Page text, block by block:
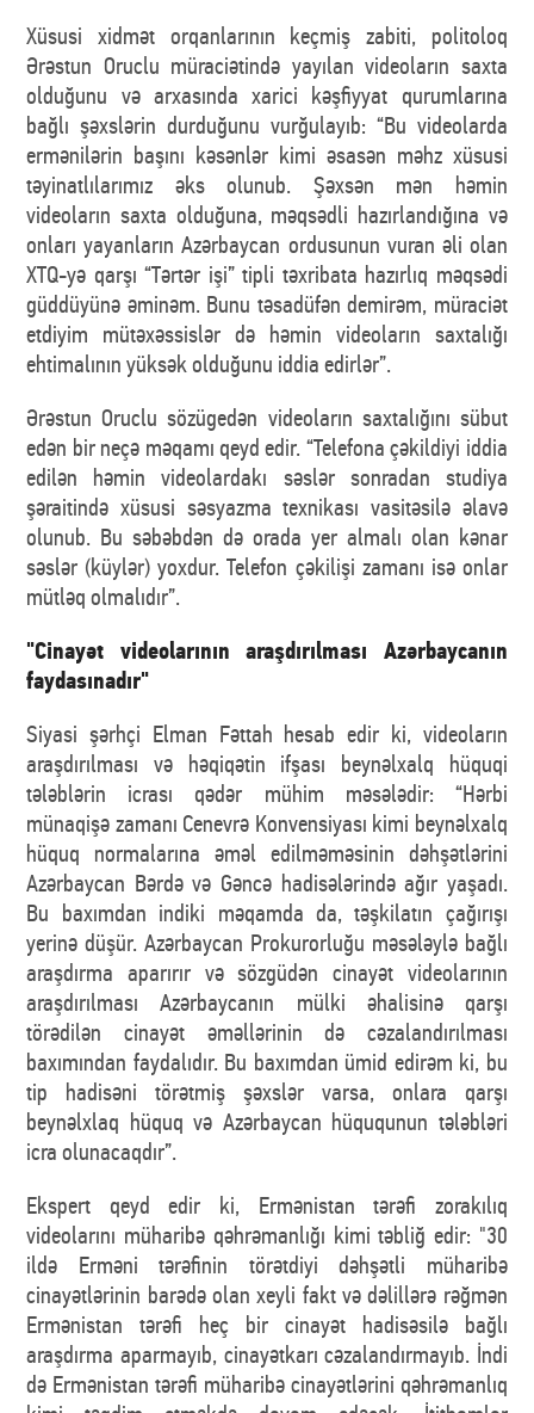
Xüsusi xidmət orqanlarının keçmiş zabiti, politoloq
Ərəstun Oruclu müraciətində yayılan videoların saxta
olduğunu və arxasında xarici kəşfiyyat qurumlarına
bağlı şəxslərin durduğunu vurğulayıb: “Bu videolarda
ermənilərin başını kəsənlər kimi əsasən məhz xüsusi
təyinatlılarımız əks olunub. Şəxsən mən həmin
videoların saxta olduğuna, məqsədli hazırlandığına və
onları yayanların Azərbaycan ordusunun vuran əli olan
XTQ-yə qarşı “Tərtər işi” tipli təxribata hazırlıq məqsədi
güddüyünə əminəm. Bunu təsadüfən demirəm, müraciət
etdiyim mütəxəssislər də həmin videoların saxtalığı
ehtimalının yüksək olduğunu iddia edirlər”.
Ərəstun Oruclu sözügedən videoların saxtalığını sübut
edən bir neçə məqamı qeyd edir. “Telefona çəkildiyi iddia
edilən həmin videolardakı səslər sonradan studiya
şəraitində xüsusi səsyazma texnikası vasitəsilə əlavə
olunub. Bu səbəbdən də orada yer almalı olan kənar
səslər (küylər) yoxdur. Telefon çəkilişi zamanı isə onlar
mütləq olmalıdır”.
"Cinayət videolarının araşdırılması Azərbaycanın
faydasınadır"
Siyasi şərhçi Elman Fəttah hesab edir ki, videoların
araşdırılması və həqiqətin ifşası beynəlxalq hüquqi
tələblərin icrası qədər mühim məsələdir: “Hərbi
münaqişə zamanı Cenevrə Konvensiyası kimi beynəlxalq
hüquq normalarına əməl edilməməsinin dəhşətlərini
Azərbaycan Bərdə və Gəncə hadisələrində ağır yaşadı.
Bu baxımdan indiki məqamda da, təşkilatın çağırışı
yerinə düşür. Azərbaycan Prokurorluğu məsələylə bağlı
araşdırma aparırır və sözgüdən cinayət videolarının
araşdırılması Azərbaycanın mülki əhalisinə qarşı
törədilən cinayət əməllərinin də cəzalandırılması
baxımından faydalıdır. Bu baxımdan ümid edirəm ki, bu
tip hadisəni törətmiş şəxslər varsa, onlara qarşı
beynəlxlaq hüquq və Azərbaycan hüququnun tələbləri
icra olunacaqdır”.
Ekspert qeyd edir ki, Ermənistan tərəfi zorakılıq
videolarını müharibə qəhrəmanlığı kimi təbliğ edir: "30
ildə Erməni tərəfinin törətdiyi dəhşətli müharibə
cinayətlərinin barədə olan xeyli fakt və dəlillərə rəğmən
Ermənistan tərəfi heç bir cinayət hadisəsilə bağlı
araşdırma aparmayıb, cinayətkarı cəzalandırmayıb. İndi
də Ermənistan tərəfi müharibə cinayətlərini qəhrəmanlıq